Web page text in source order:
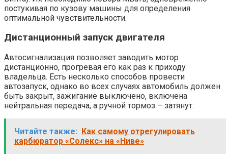
постукивая по кузову машины для определения
оптимальной чувствительности.
Дистанционный запуск двигателя
Автосигнализация позволяет заводить мотор
дистанционно, прогревая его как раз к приходу
владельца. Есть несколько способов провести
автозапуск, однако во всех случаях автомобиль должен
быть закрыт, зажигание выключено, включена
нейтральная передача, а ручной тормоз – затянут.
Читайте также: Как самому отрегулировать
карбюратор «Солекс» на «Ниве»